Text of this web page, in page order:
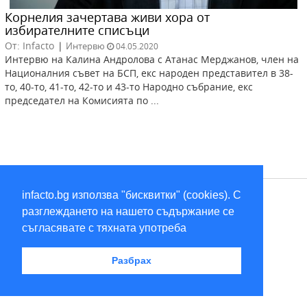
infacto.bg използва "бисквитки" (cookies). С
разглеждането на нашето съдържание се
съгласявате с тяхната употреба
Разбрах
Корнелия зачертава живи хора от
избирателните списъци
От: Infacto | Интервю 04.05.2020
Интервю на Калина Андролова с Атанас Мерджанов, член на
Националния съвет на БСП, екс народен представител в 38-
то, 40-то, 41-то, 42-то и 43-то Народно събрание, екс
председател на Комисията по ...
RSS
2026 © infacto